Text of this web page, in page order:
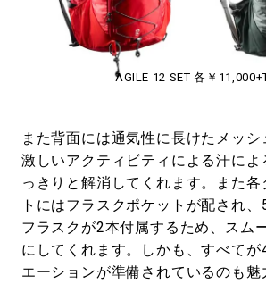
AGILE 12 SET 各￥
また背面には通気性に長けたメッシ
激しいアクティビティによる汗によ
っきりと解消してくれます。また各
トにはフラスクポケットが配され、
フラスクが2本付属するため、スム
にしてくれます。しかも、すべてが
エーションが準備されているのも魅